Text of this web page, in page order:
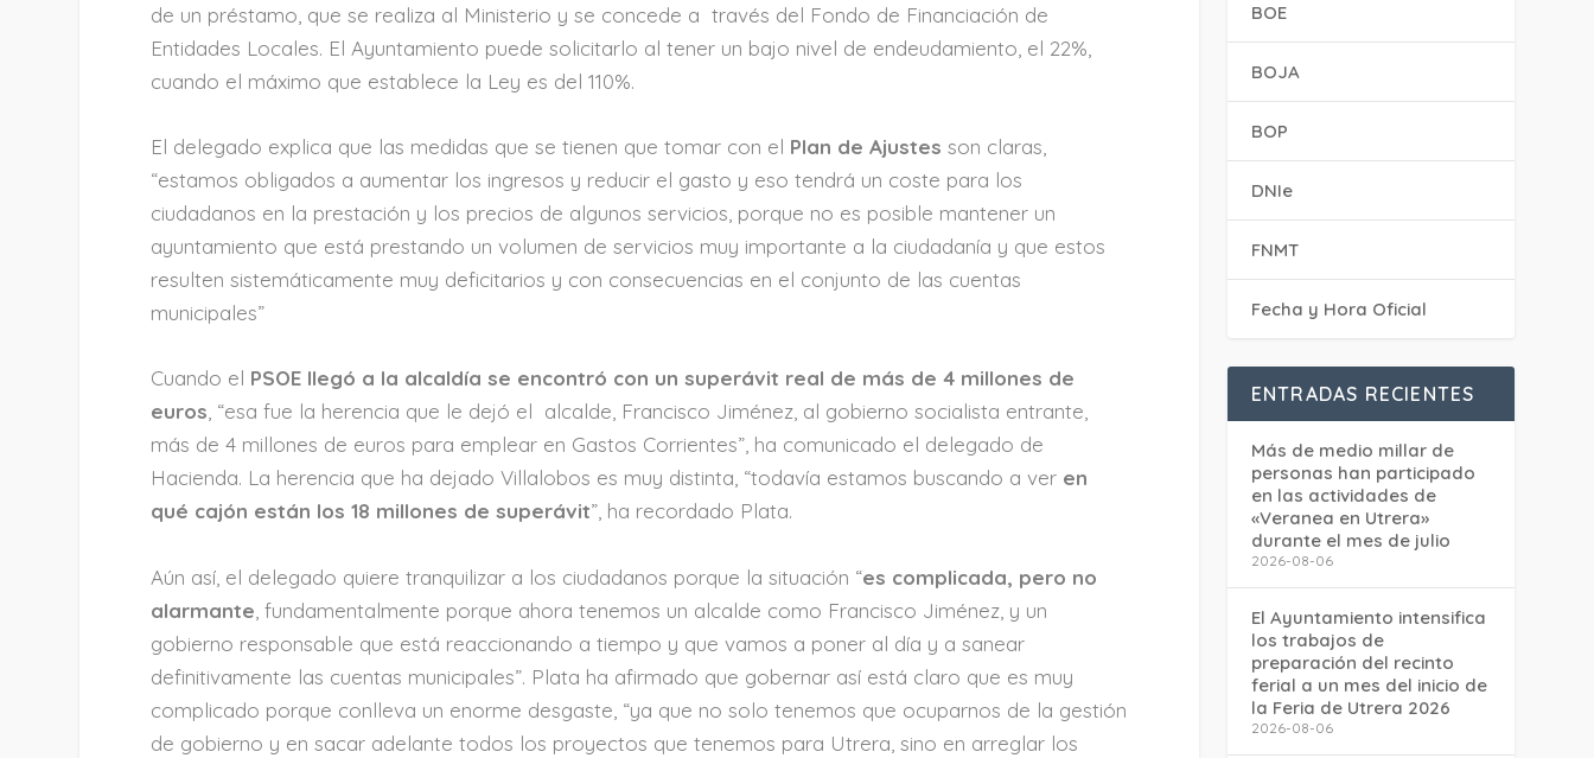
de un préstamo, que se realiza al Ministerio y se concede a través del Fondo de Financiación de
Entidades Locales. El Ayuntamiento puede solicitarlo al tener un bajo nivel de endeudamiento, el 22%,
cuando el máximo que establece la Ley es del 110%.
El delegado explica que las medidas que se tienen que tomar con el Plan de Ajustes son claras,
“estamos obligados a aumentar los ingresos y reducir el gasto y eso tendrá un coste para los
ciudadanos en la prestación y los precios de algunos servicios, porque no es posible mantener un
ayuntamiento que está prestando un volumen de servicios muy importante a la ciudadanía y que estos
resulten sistemáticamente muy deficitarios y con consecuencias en el conjunto de las cuentas
municipales”
Cuando el PSOE llegó a la alcaldía se encontró con un superávit real de más de 4 millones de
euros, “esa fue la herencia que le dejó el alcalde, Francisco Jiménez, al gobierno socialista entrante,
más de 4 millones de euros para emplear en Gastos Corrientes”, ha comunicado el delegado de
Hacienda. La herencia que ha dejado Villalobos es muy distinta, “todavía estamos buscando a ver en
qué cajón están los 18 millones de superávit”, ha recordado Plata.
Aún así, el delegado quiere tranquilizar a los ciudadanos porque la situación “es complicada, pero no
alarmante , fundamentalmente porque ahora tenemos un alcalde como Francisco Jiménez, y un
gobierno responsable que está reaccionando a tiempo y que vamos a poner al día y a sanear
definitivamente las cuentas municipales”. Plata ha afirmado que gobernar así está claro que es muy
complicado porque conlleva un enorme desgaste, “ya que no solo tenemos que ocuparnos de la gestión
de gobierno y en sacar adelante todos los proyectos que tenemos para Utrera, sino en arreglar los
BOE
BOJA
BOP
DNIe
FNMT
Fecha y Hora Oficial
ENTRADAS RECIENTES
Más de medio millar de
personas han participado
en las actividades de
«Veranea en Utrera»
durante el mes de julio
2026-08-06
El Ayuntamiento intensifica
los trabajos de
preparación del recinto
ferial a un mes del inicio de
la Feria de Utrera 2026
2026-08-06